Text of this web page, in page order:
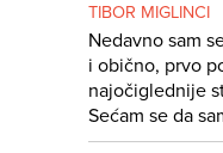
TIBOR MIGLINCI
Nedavno sam
i obično, prvo
najočiglednije
Sećam se da